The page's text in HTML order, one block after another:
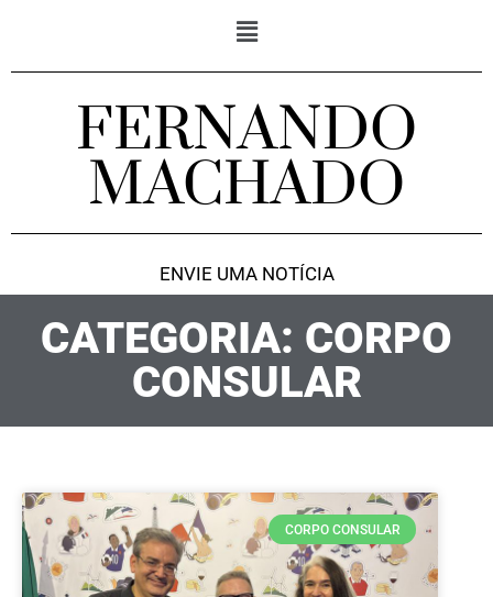
FERNANDO
MACHADO
ENVIE UMA NOTÍCIA
CATEGORIA: CORPO
CONSULAR
CORPO CONSULAR